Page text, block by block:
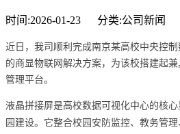
时间:2026-01-23 分类:公司新闻
近日，我司顺利完成南京某高校中央控
的商显物联网解决方案，为该校搭建起
管理平台。
液晶拼接屏是高校数据可视化中心的核
园建设。它整合校园安防监控、教务管